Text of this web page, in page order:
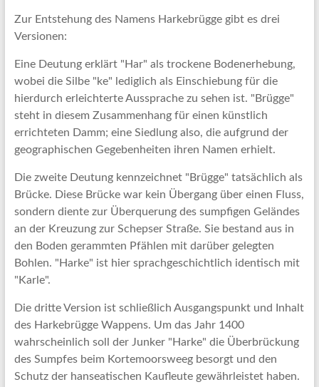
Zur Entstehung des Namens Harkebrügge gibt es drei
Versionen:
Eine Deutung erklärt "Har" als trockene Bodenerhebung,
wobei die Silbe "ke" lediglich als Einschiebung für die
hierdurch erleichterte Aussprache zu sehen ist. "Brügge"
steht in diesem Zusammenhang für einen künstlich
errichteten Damm; eine Siedlung also, die aufgrund der
geographischen Gegebenheiten ihren Namen erhielt.
Die zweite Deutung kennzeichnet "Brügge" tatsächlich als
Brücke. Diese Brücke war kein Übergang über einen Fluss,
sondern diente zur Überquerung des sumpfigen Geländes
an der Kreuzung zur Schepser Straße. Sie bestand aus in
den Boden gerammten Pfählen mit darüber gelegten
Bohlen. "Harke" ist hier sprachgeschichtlich identisch mit
"Karle".
Die dritte Version ist schließlich Ausgangspunkt und Inhalt
des Harkebrügge Wappens. Um das Jahr 1400
wahrscheinlich soll der Junker "Harke" die Überbrückung
des Sumpfes beim Kortemoorsweeg besorgt und den
Schutz der hanseatischen Kaufleute gewährleistet haben.